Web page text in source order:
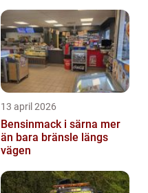
13 april 2026
Bensinmack i särna mer
än bara bränsle längs
vägen